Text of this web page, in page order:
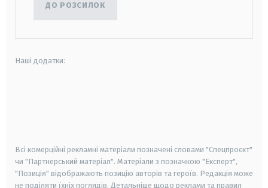
ДО РОЗСИЛОК
Наші додатки:
Всі комерційні рекламні матеріали позначені словами "Спецпроєкт"
чи "Партнерський матеріал". Матеріали з позначкою "Експерт",
"Позиція" відображають позицію авторів та героїв. Редакція може
не поділяти їхніх поглядів. Детальніше щодо реклами та правил